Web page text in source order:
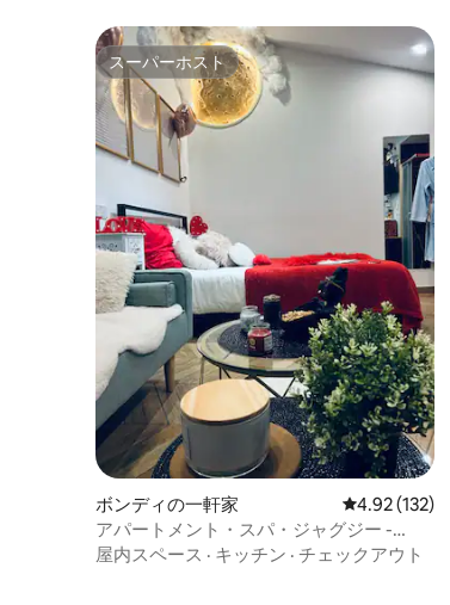
スーパーホスト
スーパーホスト
ボンディの一軒家 レビュー132
4.92 (132)
アパートメント・スパ・ジャグジー -
Love & Luxe by GI-AZ
屋内スペース · キッチン · チェックアウト